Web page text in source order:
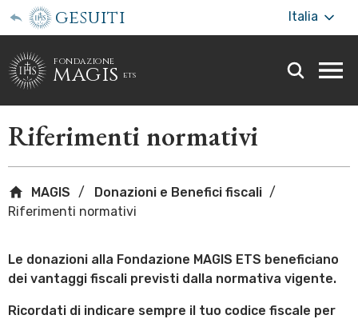
gesuiti Italia
fondazione
magis ets
Riferimenti normativi
MAGIS
Donazioni e Benefici fiscali
Riferimenti normativi
Le donazioni alla Fondazione MAGIS ETS beneficiano
dei vantaggi fiscali previsti dalla normativa vigente.
Ricordati di indicare sempre il tuo codice fiscale per